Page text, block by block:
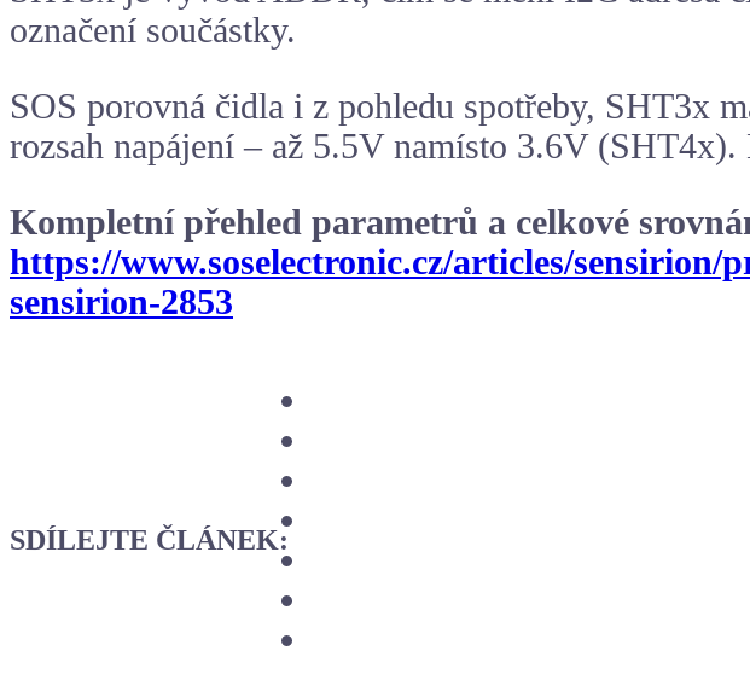
označení součástky.
SOS porovná čidla i z pohledu spotřeby, SHT3x
rozsah napájení – až 5.5V namísto 3.6V
Kompletní přehled parametrů a celkové
https://www.soselectronic.cz/articles/
sensirion-2853
SDÍLEJTE ČLÁNEK: